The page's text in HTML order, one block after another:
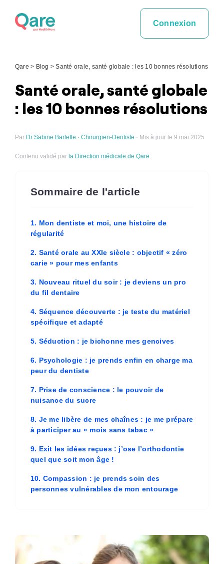
Connexion
Qare > Blog >Santé orale, santé globale : les 10 bonnes résolutions
Santé orale, santé globale
: les 10 bonnes résolutions
Par Dr Sabine Barlette · Chirurgien-Dentiste · Mis à jour le 9 mai 2025
Contenu validé par la Direction médicale de Qare.
Sommaire de l'article
1. Mon dentiste et moi, une histoire de
régularité
2. Santé orale au XXIe siècle : objectif « zéro
carie » pour mes enfants
3. Nouveau rituel du soir : je deviens un pro
du fil dentaire
4. Séquence découverte : je teste du matériel
spécifique et adapté
5. Séduction : je bichonne mes gencives
6. Psychologie : je prends enfin en charge ma
peur du dentiste
7. Prise de conscience : le pouvoir de
nuisance du sucre
8. Je me libère de mes chaînes : je me prépare
à participer au « mois sans tabac »
9. Exit les idées reçues : j’ose l’orthodontie
quel que soit mon âge !
10. Compassion : je prends soin des
personnes vulnérables de mon entourage